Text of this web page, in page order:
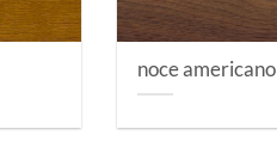
noce americano